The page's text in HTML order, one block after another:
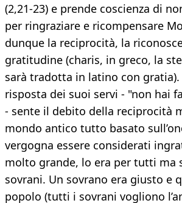
(2,21-23) e prende coscienza di
per ringraziare e ricompensare
dunque la reciprocità, la
gratitudine (charis, in greco, la
sarà tradotta in latino con
risposta dei suoi servi - "non hai
- sente il debito della reciprocità
mondo antico tutto basato
vergogna essere considerati
molto grande, lo era per tutti ma
sovrani. Un sovrano era giusto e
popolo (tutti i sovrani vogliono